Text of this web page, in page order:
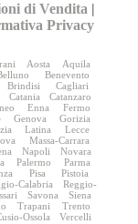
di Vendita |
Privacy
Aosta
Aquila
Benevento
Brindisi
Cagliari
Catania
Catanzaro
Enna
Fermo
Genova
Gorizia
Latina
Lecce
Massa-Carrara
Napoli
Novara
Palermo
Parma
Pisa
Pistoia
Calabria
Reggio-
Savona
Siena
Trapani
Trento
Ossola
Vercelli